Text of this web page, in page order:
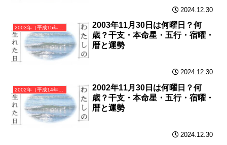
2024.12.30
2003年（平成15年）癸未（みずのとひつじ）・未年（ひつじ年）カレンダー（月曜はじまり）
2003年11月30日は何曜日？何
歳？干支・本命星・五行・宿曜・
暦と運勢
2024.12.30
2002年（平成14年）壬午（みずのえうま）・午年（うま年）カレンダー（月曜はじまり）
2002年11月30日は何曜日？何
歳？干支・本命星・五行・宿曜・
暦と運勢
2024.12.30